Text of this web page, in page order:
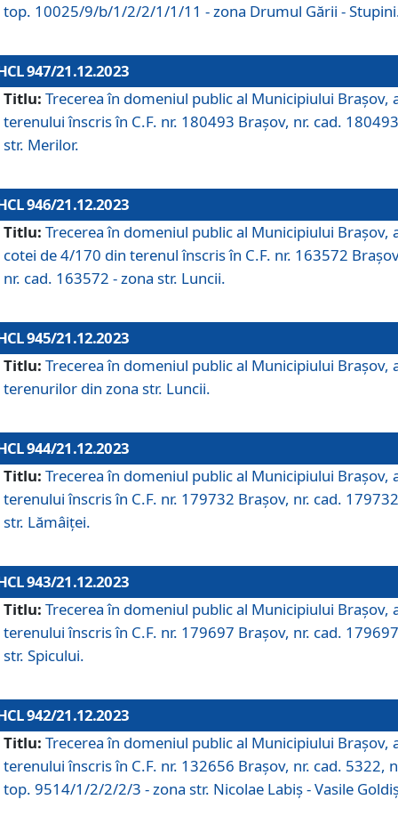
top. 10025/9/b/1/2/2/1/1/11 - zona Drumul Gării -
947/21.12.2023
Titlu: Trecerea în domeniul public al Municipiului Braşov,
terenului înscris în C.F. nr. 180493 Brașov, nr. cad.
str. Merilor.
946/21.12.2023
Titlu: Trecerea în domeniul public al Municipiului Braşov,
cotei de 4/170 din terenul înscris în C.F. nr. 163572
nr. cad. 163572 - zona str. Luncii.
945/21.12.2023
Titlu: Trecerea în domeniul public al Municipiului Braşov,
terenurilor din zona str. Luncii.
944/21.12.2023
Titlu: Trecerea în domeniul public al Municipiului Braşov,
terenului înscris în C.F. nr. 179732 Brașov, nr. cad.
str. Lămâiței.
943/21.12.2023
Titlu: Trecerea în domeniul public al Municipiului Braşov,
terenului înscris în C.F. nr. 179697 Brașov, nr. cad.
str. Spicului.
942/21.12.2023
Titlu: Trecerea în domeniul public al Municipiului Braşov,
terenului înscris în C.F. nr. 132656 Brașov, nr. cad. 5322,
top. 9514/1/2/2/2/3 - zona str. Nicolae Labiș - Vasile